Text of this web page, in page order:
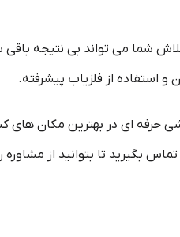
شما می تواند بی نتیجه باقی
استفاده از فلزیاب پیشرفته.
حرفه ای در بهترین مکان
تماس بگیرید تا بتوانید از